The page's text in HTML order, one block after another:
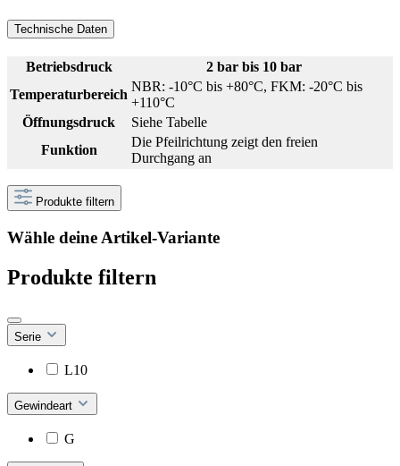
Technische Daten
Betriebsdruck
2 bar bis 10 bar
Temperaturbereich
NBR: -10°C bis +80°C, FKM: -20°C bis
+110°C
Öffnungsdruck
Siehe Tabelle
Funktion
Die Pfeilrichtung zeigt den freien
Durchgang an
Produkte filtern
Wähle deine Artikel-Variante
Produkte filtern
Serie
L10
Gewindeart
G